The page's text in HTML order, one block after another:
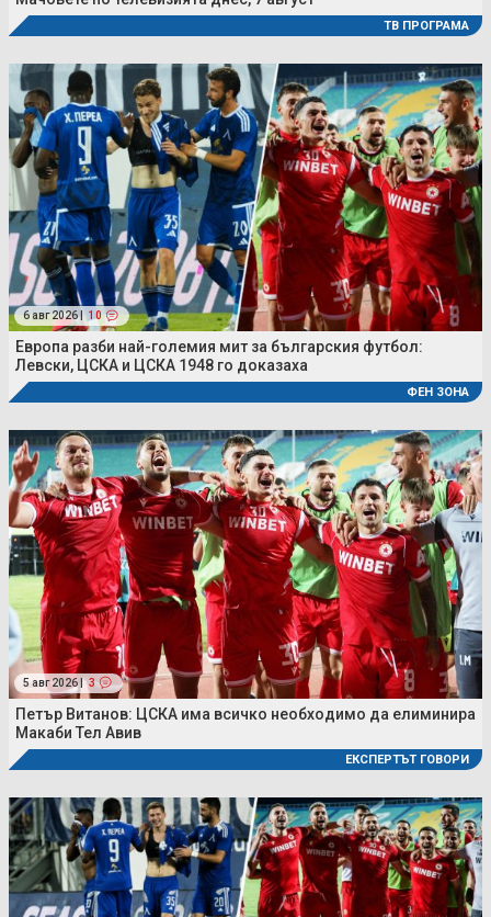
ТВ ПРОГРАМА
6 авг 2026 | 10
Европа разби най-големия мит за българския футбол:
Левски, ЦСКА и ЦСКА 1948 го доказаха
ФЕН ЗОНА
5 авг 2026 | 3
Петър Витанов: ЦСКА има всичко необходимо да елиминира
Макаби Тел Авив
ЕКСПЕРТЪТ ГОВОРИ